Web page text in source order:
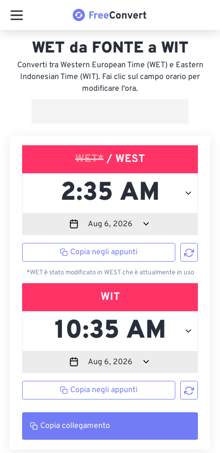
WET da FONTE a WIT
Converti tra Western European Time (WET) e Eastern
Indonesian Time (WIT). Fai clic sul campo orario per
modificare l'ora.
WET* / WEST
Copia negli appunti
*WET è stato modificato in WEST che è attualmente in uso
WIT
Copia negli appunti
Copia collegamento